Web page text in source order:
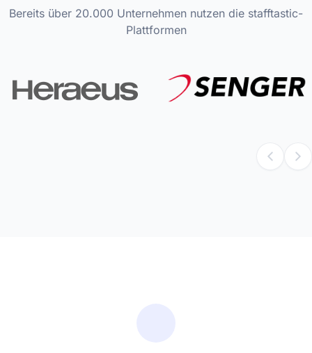
Bereits über 20.000 Unternehmen nutzen die stafftastic-
Plattformen